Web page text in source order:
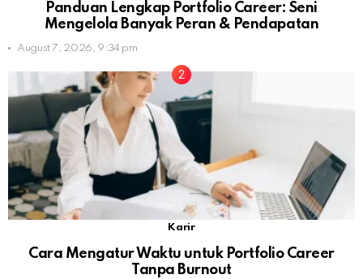
Panduan Lengkap Portfolio Career: Seni
Mengelola Banyak Peran & Pendapatan
August 7, 2026, 9:34 pm
Karir
Cara Mengatur Waktu untuk Portfolio Career
Tanpa Burnout